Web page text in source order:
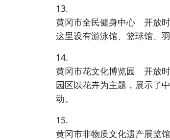
13.
黄冈市全民健身中心 开放
这里设有游泳馆、篮球馆、
14.
黄冈市花文化博览园 开放
园区以花卉为主题，展示了
动。
15.
黄冈市非物质文化遗产展览